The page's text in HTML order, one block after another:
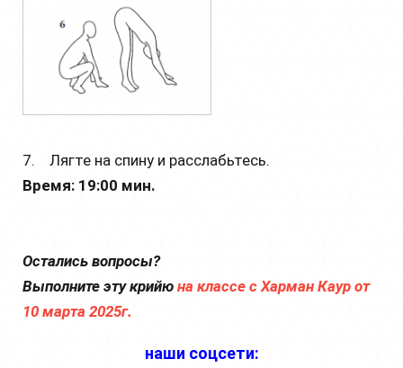
7. Лягте на спину и расслабьтесь.
Время: 19:00 мин.
Остались вопросы?
Выполните эту крийю на классе с Харман Каур от
10 марта 2025г.
наши соцсети: